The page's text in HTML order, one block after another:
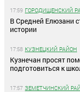
17:59 ГОРОДИЩЕНСКИЙ
В Средней Елюзани
истории
17:58 КУЗНЕЦКИЙ РАЙОН
Кузнечан просят
подготовиться к
17:57 ЗЕМЕТЧИНСКИЙ